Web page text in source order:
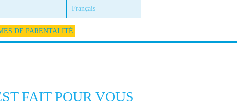
Français
DE PARENTALITÉ
FAIT POUR VOUS